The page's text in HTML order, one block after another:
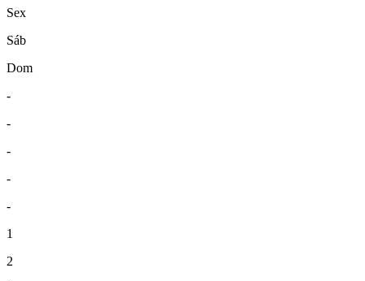
Sex
Sáb
Dom
-
-
-
-
-
1
2